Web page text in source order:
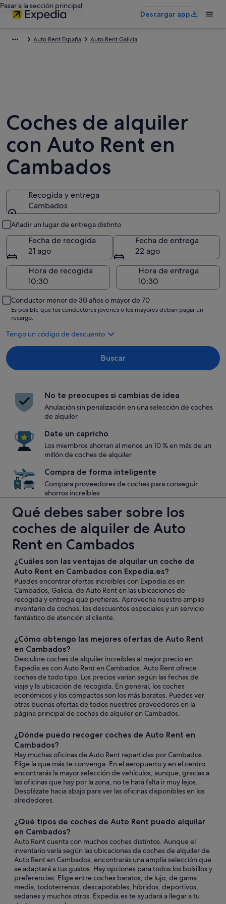
Pasar a la sección principal
Descargar app
Auto Rent España Auto Rent Galicia
Coches de alquiler
con Auto Rent en
Cambados
Recogida y entrega
Cambados
Añadir un lugar de entrega distinto
Fecha de recogida
21 ago
Fecha de entrega
22 ago
Hora de recogida
Hora de entrega
Conductor menor de 30 años o mayor de 70
Es posible que los conductores jóvenes o los mayores deban pagar un
recargo.
Tengo un código de descuento
Buscar
No te preocupes si cambias de idea
Anulación sin penalización en una selección de coches
de alquiler
Date un capricho
Los miembros ahorran al menos un 10 % en más de un
millón de coches de alquiler
Compra de forma inteligente
Compara proveedores de coches para conseguir
ahorros increíbles
Qué debes saber sobre los
coches de alquiler de Auto
Rent en Cambados
¿Cuáles son las ventajas de alquilar un coche de
Auto Rent en Cambados con Expedia.es?
Puedes encontrar ofertas increíbles con Expedia.es en
Cambados, Galicia, de Auto Rent en las ubicaciones de
recogida y entrega que prefieras. Aprovecha nuestro amplio
inventario de coches, los descuentos especiales y un servicio
fantástico de atención al cliente.
¿Cómo obtengo las mejores ofertas de Auto Rent
en Cambados?
Descubre coches de alquiler increíbles al mejor precio en
Expedia.es con Auto Rent en Cambados. Auto Rent ofrece
coches de todo tipo. Los precios varían según las fechas de
viaje y la ubicación de recogida. En general, los coches
económicos y los compactos son los más baratos. Puedes ver
otras buenas ofertas de todos nuestros proveedores en la
página principal de coches de alquiler en Cambados.
¿Dónde puedo recoger coches de Auto Rent en
Cambados?
Hay muchas oficinas de Auto Rent repartidas por Cambados.
Elige la que más te convenga. En el aeropuerto y en el centro
encontrarás la mayor selección de vehículos, aunque, gracias a
las oficinas que hay por la zona, no te hará falta ir muy lejos.
Desplázate hacia abajo para ver las oficinas disponibles en los
alrededores.
¿Qué tipos de coches de Auto Rent puedo alquilar
en Cambados?
Auto Rent cuenta con muchos coches distintos. Aunque el
inventario varía según las ubicaciones de coches de alquiler de
Auto Rent en Cambados, encontrarás una amplia selección que
se adaptará a tus gustos. Hay opciones para todos los bolsillos y
preferencias. Elige entre coches baratos, de lujo, de gama
media, todoterrenos, descapotables, híbridos, deportivos,
sedanes y muchos otros. Expedia.es te ayudará a llegar a tu